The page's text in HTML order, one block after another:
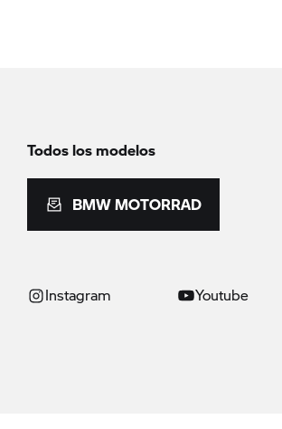
Todos los modelos
BMW MOTORRAD
Instagram Youtube